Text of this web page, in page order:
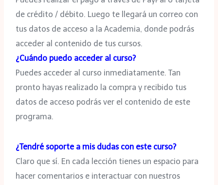
de crédito / débito. Luego te llegará un correo con
tus datos de acceso a la Academia, donde podrás
acceder al contenido de tus cursos.
¿Cuándo puedo acceder al curso?
Puedes acceder al curso inmediatamente. Tan
pronto hayas realizado la compra y recibido tus
datos de acceso podrás ver el contenido de este
programa.
¿Tendré soporte a mis dudas con este curso?
Claro que sí. En cada lección tienes un espacio para
hacer comentarios e interactuar con nuestros